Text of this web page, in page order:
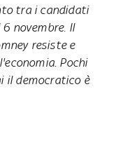
tra i candidati
novembre. Il
resiste e
Pochi
il democratico è